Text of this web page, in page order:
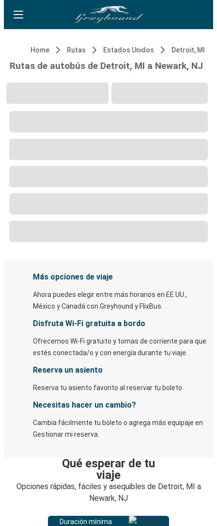
Home Rutas Estados Unidos Detroit, MI
Rutas de autobús de Detroit, MI a Newark, NJ
Más opciones de viaje
Ahora puedes elegir entre más horarios en EE.UU.,
México y Canadá con Greyhound y FlixBus.
Disfruta Wi-Fi gratuita a bordo
Ofrecemos Wi-Fi gratuito y tomas de corriente para que
estés conectada/o y con energía durante tu viaje.
Reserva un asiento
Reserva tu asiento favorito al reservar tu boleto.
Necesitas hacer un cambio?
Cambia fácilmente tu boleto o agrega más equipaje en
Gestionar mi reserva.
Qué esperar de tu
viaje
Opciones rápidas, fáciles y asequibles de Detroit, MI a
Newark, NJ
Duración mínima